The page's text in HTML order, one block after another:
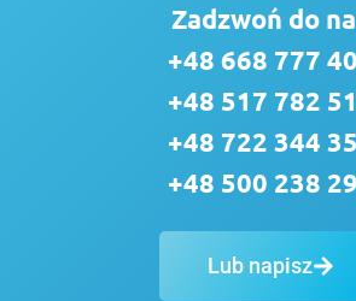
Zadzwoń do
+48 668 777
+48 517 782
+48 722 344
+48 500 238
Lub napisz